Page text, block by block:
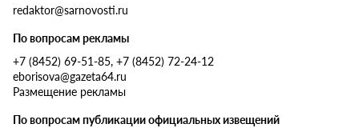
redaktor@sarnovosti.ru
По вопросам рекламы
+7 (8452) 69-51-85, +7 (8452) 72-24-12
eborisova@gazeta64.ru
Размещение рекламы
По вопросам публикации официальных извещений